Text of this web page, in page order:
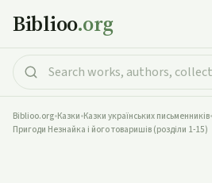
Biblioo.org
Biblioo.org•Казки•Казки українських письменників•
Пригоди Незнайка і його товаришів (розділи 1-15)